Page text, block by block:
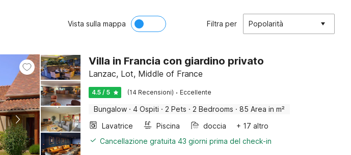
Vista sulla mappa Filtra per Popolarità
Villa in Francia con giardino privato
Lanzac, Lot, Middle of France
4.5 / 5 (14 Recensioni) · Eccellente
Bungalow · 4 Ospiti · 2 Pets · 2 Bedrooms · 85 Area in m²
Lavatrice
Piscina doccia
+ 17 altro
Cancellazione gratuita 43 giorni prima del check-in